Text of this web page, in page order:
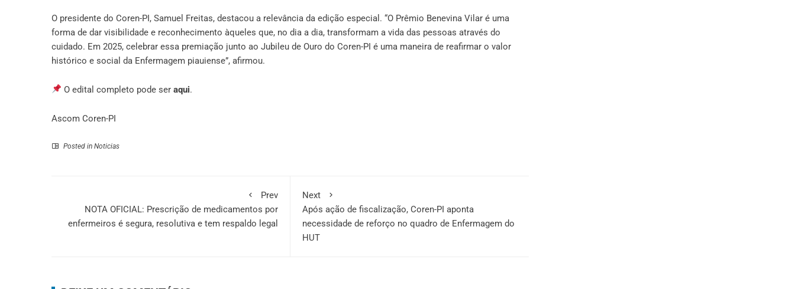
O presidente do Coren-PI, Samuel Freitas, destacou a relevância da edição especial. “O Prêmio Benevina Vilar é uma
forma de dar visibilidade e reconhecimento àqueles que, no dia a dia, transformam a vida das pessoas através do
cuidado. Em 2025, celebrar essa premiação junto ao Jubileu de Ouro do Coren-PI é uma maneira de reafirmar o valor
histórico e social da Enfermagem piauiense”, afirmou.
O edital completo pode seraqui.
Ascom Coren-PI
Posted in Noticias
Prev
NOTA OFICIAL: Prescrição de medicamentos por
enfermeiros é segura, resolutiva e tem respaldo legal
Next
Após ação de fiscalização, Coren-PI aponta
necessidade de reforço no quadro de Enfermagem do
HUT